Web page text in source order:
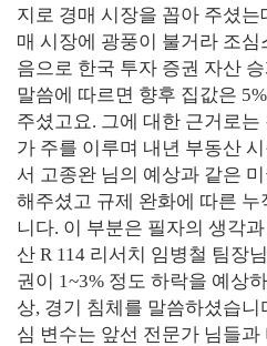
지로 경매 시장을 꼽아 주셨
매 시장에 광풍이 불거라 조
음으로 한국 투자 증권 자산
말씀에 따르면 향후 집값은
주셨고요. 그에 대한 근거로
가 주를 이루며 내년 부동산
서 고종완 님의 예상과 같은
해주셨고 규제 완화에 따른
니다. 이 부분은 필자의 생각
산 R 114 리서치 임병철 팀장
권이 1~3% 정도 하락을 예상
상, 경기 침체를 말씀하셨습
심 변수는 앞선 전문가 님들